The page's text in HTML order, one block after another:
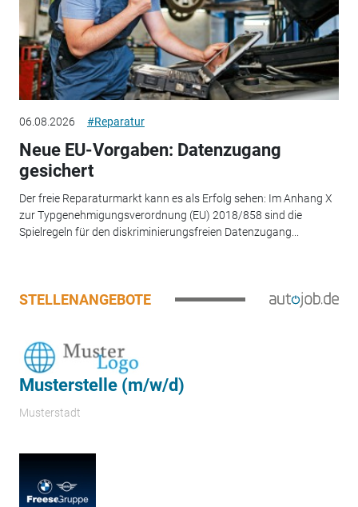
06.08.2026 #Reparatur
Neue EU-Vorgaben: Datenzugang
gesichert
Der freie Reparaturmarkt kann es als Erfolg sehen: Im Anhang X
zur Typgenehmigungsverordnung (EU) 2018/858 sind die
Spielregeln für den diskriminierungsfreien Datenzugang...
STELLENANGEBOTE
Musterstelle (m/w/d)
Musterstadt